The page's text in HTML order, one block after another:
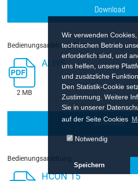
Wir verwenden
technischen Betrieb
erforderlich sind, und
uns helfen, unsere
und zusätzliche
Den Statistik-Cookie
Zustimmung. Weitere
Sie in unserer
auf der Seite Cookies
Notwendig
Speichern
Download
Bedienungsanleitung 50Hz
2 MB
ALWS
Download
Bedienungsanleitung
HCON 15